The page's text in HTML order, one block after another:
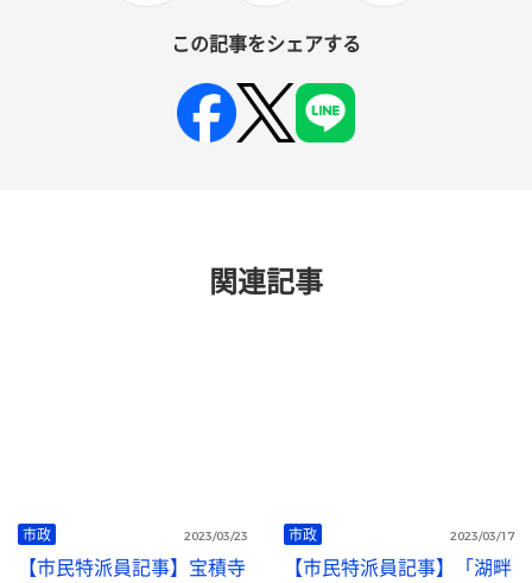
この記事をシェアする
関連記事
市政 2023/03/23
【市民特派員記事】宝積寺
市政 2023/03/17
【市民特派員記事】「湖畔